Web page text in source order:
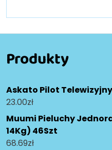
Produkty
Askato Pilot
23.00zł
Muumi Pieluchy
14Kg) 46Szt
68.69zł